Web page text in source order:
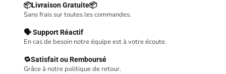
📦Livraison Gratuite📦
Sans frais sur toutes les commandes.
🗣 Support Réactif
En cas de besoin notre équipe est à votre écoute.
🔁Satisfait ou Remboursé
Grâce à notre politique de retour.